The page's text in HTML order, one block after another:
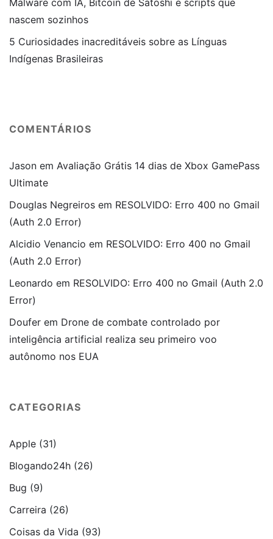
Malware com IA, Bitcoin de Satoshi e scripts que
nascem sozinhos
5 Curiosidades inacreditáveis sobre as Línguas
Indígenas Brasileiras
COMENTÁRIOS
Jason em Avaliação Grátis 14 dias de Xbox GamePass
Ultimate
Douglas Negreiros em RESOLVIDO: Erro 400 no Gmail
(Auth 2.0 Error)
Alcidio Venancio em RESOLVIDO: Erro 400 no Gmail
(Auth 2.0 Error)
Leonardo em RESOLVIDO: Erro 400 no Gmail (Auth 2.0
Error)
Doufer em Drone de combate controlado por
inteligência artificial realiza seu primeiro voo
autônomo nos EUA
CATEGORIAS
Apple (31)
Blogando24h (26)
Bug (9)
Carreira (26)
Coisas da Vida (93)